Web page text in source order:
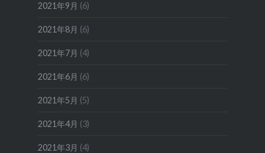
2021年9月 (6)
2021年8月 (6)
2021年7月 (4)
2021年6月 (6)
2021年5月 (5)
2021年4月 (3)
2021年3月 (4)